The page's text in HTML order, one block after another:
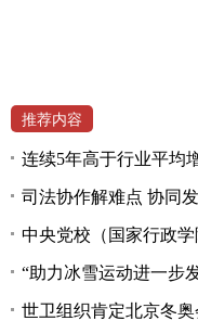
推荐内容
连续5年高于行业平均
司法协作解难点 协同
中央党校（国家行政
“助力冰雪运动进一步
世卫组织肯定北京冬